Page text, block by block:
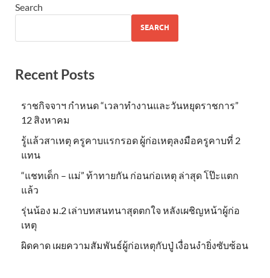
Search
SEARCH
Recent Posts
ราชกิจจาฯ กำหนด “เวลาทำงานและวันหยุดราชการ”
12 สิงหาคม
รู้แล้วสาเหตุ ครูคาบแรกรอด ผู้ก่อเหตุลงมือครูคาบที่ 2
แทน
“แชทเด็ก – แม่” ท้าทายกัน ก่อนก่อเหตุ ล่าสุด โป๊ะแตก
แล้ว
รุ่นน้อง ม.2 เล่าบทสนทนาสุดตกใจ หลังเผชิญหน้าผู้ก่อ
เหตุ
ผิดคาด เผยความสัมพันธ์ผู้ก่อเหตุกับปู่ เงื่อนงำยิ่งซับซ้อน